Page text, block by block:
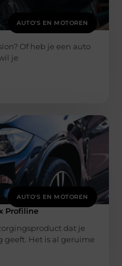
AUTO'S EN MOTOREN
Of heb je een auto
je
AUTO'S EN MOTOREN
Profiline
dat je
geeft. Het is al geruime